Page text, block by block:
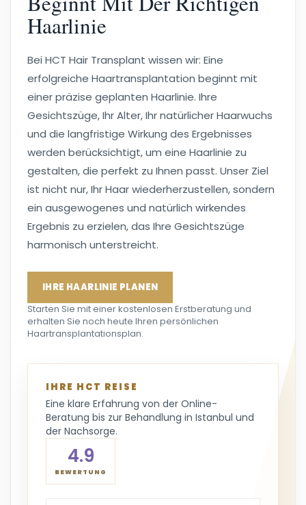
Haarlinie
Bei HCT Hair Transplant wissen wir: Eine
erfolgreiche Haartransplantation beginnt mit
einer präzise geplanten Haarlinie. Ihre
Gesichtszüge, Ihr Alter, Ihr natürlicher Haarwuchs
und die langfristige Wirkung des Ergebnisses
werden berücksichtigt, um eine Haarlinie zu
gestalten, die perfekt zu Ihnen passt. Unser Ziel
ist nicht nur, Ihr Haar wiederherzustellen, sondern
ein ausgewogenes und natürlich wirkendes
Ergebnis zu erzielen, das Ihre Gesichtszüge
harmonisch unterstreicht.
IHRE HAARLINIE PLANEN
Starten Sie mit einer kostenlosen Erstberatung und
erhalten Sie noch heute Ihren persönlichen
Haartransplantationsplan.
IHRE HCT REISE
Eine klare Erfahrung von der Online-
Beratung bis zur Behandlung in Istanbul und
der Nachsorge.
4.9
BEWERTUNG